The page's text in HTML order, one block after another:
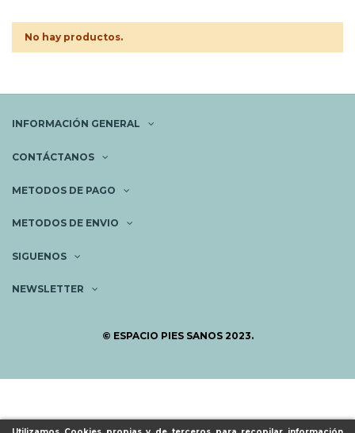
No hay productos.
INFORMACIÓN GENERAL
CONTÁCTANOS
METODOS DE PAGO
METODOS DE ENVIO
SIGUENOS
NEWSLETTER
© ESPACIO PIES SANOS 2023.